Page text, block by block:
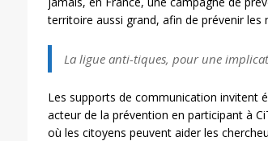
territoire aussi grand, afin de prévenir les
La ligue anti-tiques, pour une
Les supports de communication invitent
acteur de la prévention en participant à
où les citoyens peuvent aider les